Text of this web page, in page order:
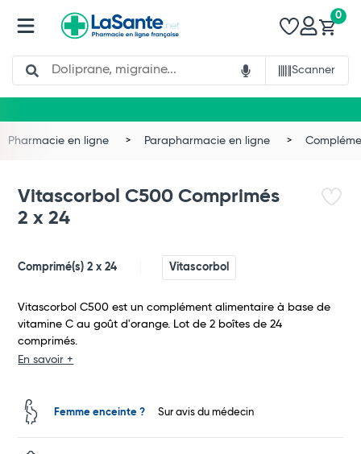
Search
Scanner
0
Total
Pharmacie en ligne Parapharmacie en ligne
Vitascorbol C500 Comprimés
2 x 24
Comprimé(s) 2 x 24 Vitascorbol
Vitascorbol C500 est un complément alimentaire à base de
vitamine C au goût d'orange. Lot de 2 boîtes de 24
comprimés.
En savoir +
Femme enceinte ? Sur avis du médecin